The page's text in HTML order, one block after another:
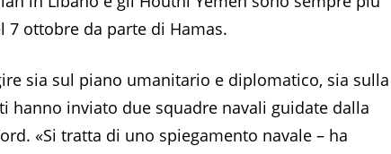
7 ottobre da parte di Hamas.
sia sul piano umanitario e diplomatico, sia sulla
hanno inviato due squadre navali guidate dalla
«Si tratta di uno spiegamento navale – ha